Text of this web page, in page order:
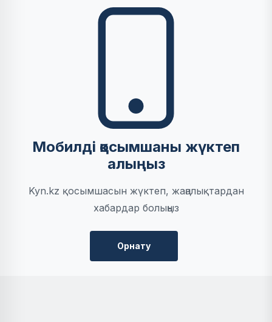
Мобилді қосымшаны жүктеп
алыңыз
Kyn.kz қосымшасын жүктеп, жаңалықтардан
хабардар болыңыз
Орнату